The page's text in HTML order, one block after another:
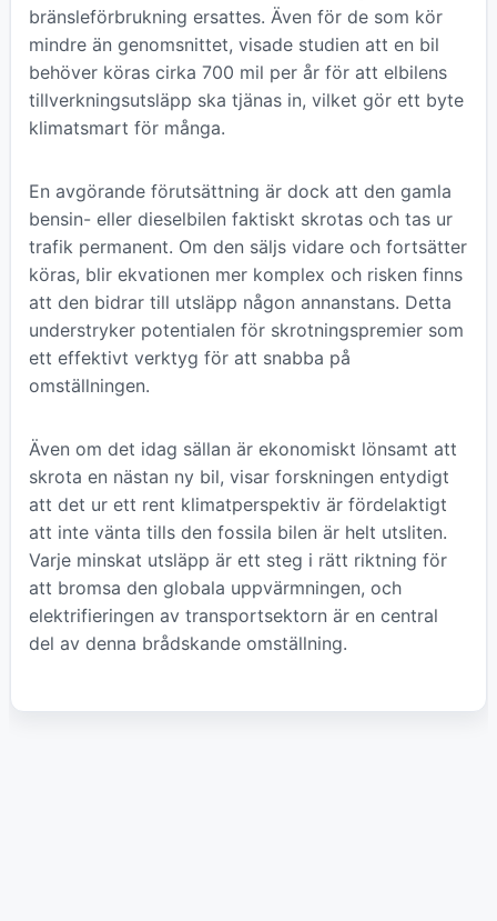
bränsleförbrukning ersattes. Även för de som kör
mindre än genomsnittet, visade studien att en bil
behöver köras cirka 700 mil per år för att elbilens
tillverkningsutsläpp ska tjänas in, vilket gör ett byte
klimatsmart för många.
En avgörande förutsättning är dock att den gamla
bensin- eller dieselbilen faktiskt skrotas och tas ur
trafik permanent. Om den säljs vidare och fortsätter
köras, blir ekvationen mer komplex och risken finns
att den bidrar till utsläpp någon annanstans. Detta
understryker potentialen för skrotningspremier som
ett effektivt verktyg för att snabba på
omställningen.
Även om det idag sällan är ekonomiskt lönsamt att
skrota en nästan ny bil, visar forskningen entydigt
att det ur ett rent klimatperspektiv är fördelaktigt
att inte vänta tills den fossila bilen är helt utsliten.
Varje minskat utsläpp är ett steg i rätt riktning för
att bromsa den globala uppvärmningen, och
elektrifieringen av transportsektorn är en central
del av denna brådskande omställning.